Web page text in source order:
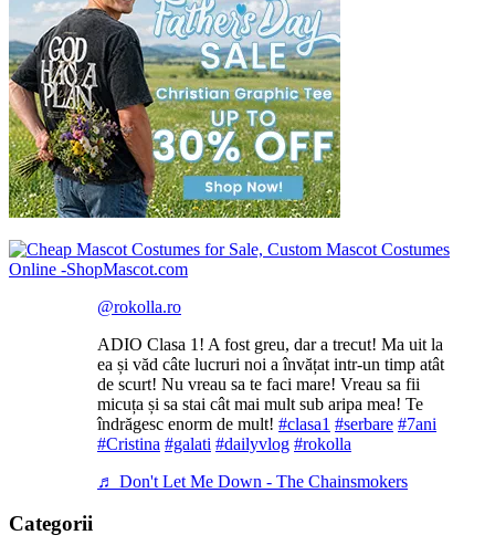
@rokolla.ro
ADIO Clasa 1! A fost greu, dar a trecut! Ma uit la
ea și văd câte lucruri noi a învățat intr-un timp atât
de scurt! Nu vreau sa te faci mare! Vreau sa fii
micuța și sa stai cât mai mult sub aripa mea! Te
îndrăgesc enorm de mult! #clasa1 #serbare #7ani
#Cristina #galati #dailyvlog #rokolla
♬ Don't Let Me Down - The Chainsmokers
Categorii